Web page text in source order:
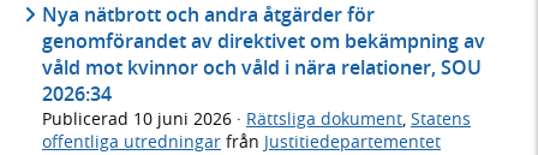
Nya nätbrott och andra åtgärder för
genomförandet av direktivet om bekämpning av
våld mot kvinnor och våld i nära relationer, SOU
2026:34
Publicerad 10 juni 2026 · Rättsliga dokument, Statens
offentliga utredningar från Justitiedepartementet